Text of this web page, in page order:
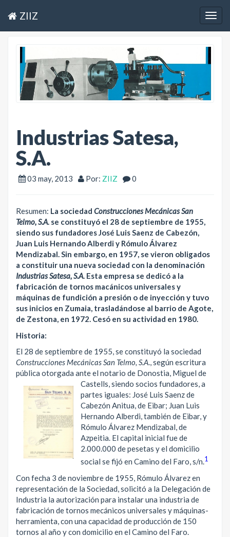
ZIIZ
Industrias Satesa,
S.A.
03 may, 2013 Por: ZIIZ 0
Resumen: La sociedad Construcciones Mecánicas San
Telmo, S.A. se constituyó el 28 de septiembre de 1955,
siendo sus fundadores José Luis Saenz de Cabezón,
Juan Luis Hernando Alberdi y Rómulo Álvarez
Mendizabal. Sin embargo, en 1957, se vieron obligados
a constituir una nueva sociedad con la denominación
Industrias Satesa, S.A. Esta empresa se dedicó a la
fabricación de tornos macánicos universales y
máquinas de fundición a presión o de inyección y tuvo
sus inicios en Zumaia, trasladándose al barrio de Agote,
de Zestona, en 1972. Cesó en su actividad en 1980.
Historia:
El 28 de septiembre de 1955, se constituyó la sociedad
Construcciones Mecánicas San Telmo, S.A., según escritura
pública otorgada ante el notario de Donostia, Miguel de
Castells,siendo socios fundadores, a
partes iguales: José Luis Saenz de
Cabezón Anitua, de Eibar; Juan Luis
Hernando Alberdi, también de Eibar, y
Rómulo Álvarez Mendizabal, de
Azpeitia. El capital inicial fue de
2.000.000 de pesetas y el domicilio
social se fijó en Camino del Faro, s/n.1
Con fecha 3 de noviembre de 1955, Rómulo Álvarez en
representación de la Sociedad, solicitó a la Delegación de
Industria la autorización para instalar una industria de
fabricación de tornos mecánicos universales y máquinas-
herramienta, con una capacidad de producción de 150
tornos al año y con domicilio en el Camino del Faro.